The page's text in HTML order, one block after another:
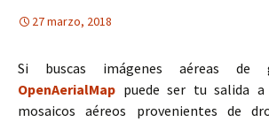
27 marzo, 2018
Si buscas imágenes aéreas de
OpenAerialMap puede ser tu salida a
mosaicos aéreos provenientes de